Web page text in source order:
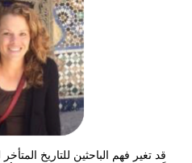
قد تغير فهم الباحثين للتاريخ المتأخر